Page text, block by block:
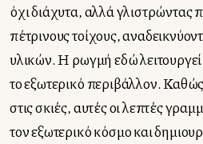
όχι διάχυτα, αλλά γλιστρώντας
πέτρινους τοίχους,
υλικών. Η ρωγμή εδώ
το εξωτερικό περιβάλλον.
στις σκιές, αυτές οι λεπτές
τον εξωτερικό κόσμο και